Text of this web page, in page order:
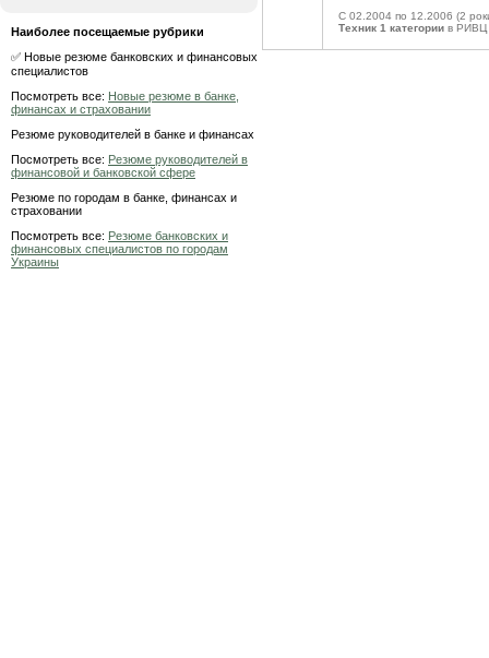
Наиболее посещаемые рубрики
✅ Новые резюме банковских и финансовых
специалистов
Посмотреть все: Новые резюме в банке,
финансах и страховании
Резюме руководителей в банке и финансах
Посмотреть все: Резюме руководителей в
финансовой и банковской сфере
Резюме по городам в банке, финансах и
страховании
Посмотреть все: Резюме банковских и
финансовых специалистов по городам
Украины
C 02.2004 по 12.2006 (2
Техник 1 категории в РИВЦ